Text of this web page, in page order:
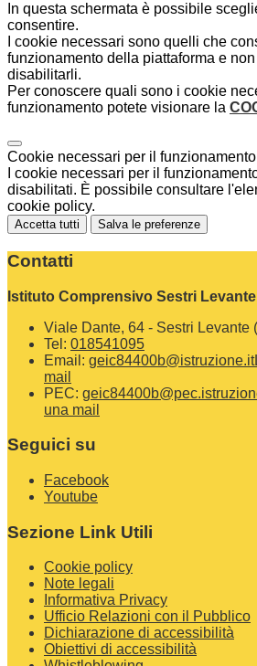
In questa schermata è possibile
consentire.
I cookie necessari sono quelli che
funzionamento della piattaforma e
disabilitarli.
Per conoscere quali sono i cookie
funzionamento potete visionare la
Cookie necessari per il funzionamento
I cookie necessari per il
disabilitati. È possibile consultare
cookie policy.
Accetta tutti Salva le preferenze
Contatti
Istituto Comprensivo Sestri Levante
Viale Dante, 64 - Sestri Levante
Tel: 018541095
Email: geic84400b@istruzione.it
mail
PEC:
una mail
Seguici su
Facebook
Youtube
Sezione Link Utili
Cookie policy
Note legali
Informativa Privacy
Ufficio Relazioni con il Pubblico
Dichiarazione di accessibilità
Obiettivi di accessibilità